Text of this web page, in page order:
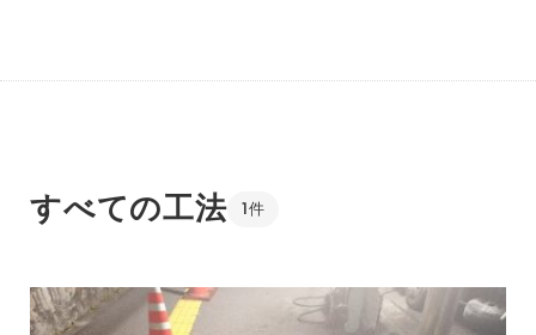
すべての工法 1件